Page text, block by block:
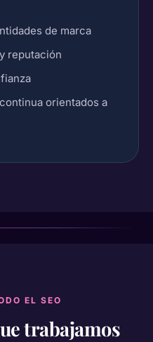
de marca
reputación
orientados a
EL SEO
trabajamos